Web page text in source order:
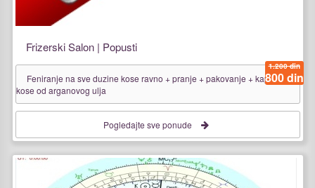
Frizerski Salon | Popusti
Feniranje na sve duzine kose ravno + pranje + pakovanje + kapi za sjaj
kose od arganovog ulja
1.200 din
800 din
Pogledajte sve ponude